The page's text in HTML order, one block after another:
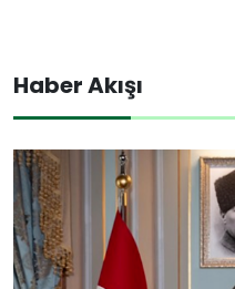
Haber Akışı